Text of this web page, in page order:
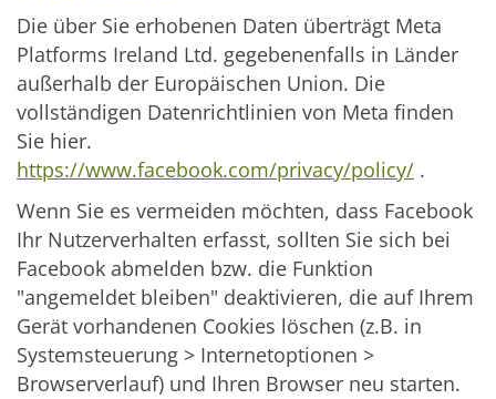
Die über Sie erhobenen Daten überträgt Meta
Platforms Ireland Ltd. gegebenenfalls in Länder
außerhalb der Europäischen Union. Die
vollständigen Datenrichtlinien von Meta finden
Sie hier.
https://www.facebook.com/privacy/policy/ .
Wenn Sie es vermeiden möchten, dass Facebook
Ihr Nutzerverhalten erfasst, sollten Sie sich bei
Facebook abmelden bzw. die Funktion
"angemeldet bleiben" deaktivieren, die auf Ihrem
Gerät vorhandenen Cookies löschen (z.B. in
Systemsteuerung > Internetoptionen >
Browserverlauf) und Ihren Browser neu starten.